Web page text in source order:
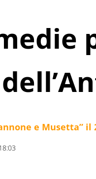
e Musetta” il